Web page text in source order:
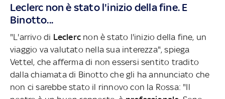
Leclerc non è stato l'inizio della fine. E
Binotto...
"L'arrivo di Leclerc non è stato l'inizio della fine, un
viaggio va valutato nella sua interezza", spiega
Vettel, che afferma di non essersi sentito tradito
dalla chiamata di Binotto che gli ha annunciato che
non ci sarebbe stato il rinnovo con la Rossa: "Il